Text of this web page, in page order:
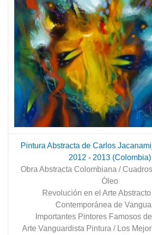
Pintura Abstracta de Carlos
2012 - 2013 (Colombia)
Obra Abstracta Colombiana /
Óleo
Revolución en el Arte
Contemporánea de
Importantes Pintores Famosos
Arte Vanguardista Pintura / Los